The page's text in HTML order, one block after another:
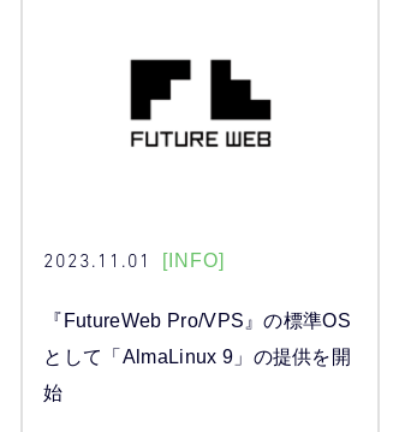
2023.11.01 [INFO]
『FutureWeb Pro/VPS』の標準OS
として「AlmaLinux 9」の提供を開
始